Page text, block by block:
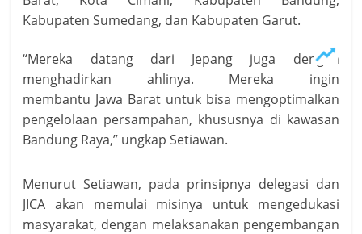
Kabupaten Sumedang, dan Kabupaten Garut.
“Mereka datang dari Jepang juga dengan
menghadirkan ahlinya. Mereka ingin
membantu Jawa Barat untuk bisa mengoptimalkan
pengelolaan persampahan, khususnya di kawasan
Bandung Raya,” ungkap Setiawan.
Menurut Setiawan, pada prinsipnya delegasi dan
JICA akan memulai misinya untuk mengedukasi
masyarakat, dengan melaksanakan pengembangan